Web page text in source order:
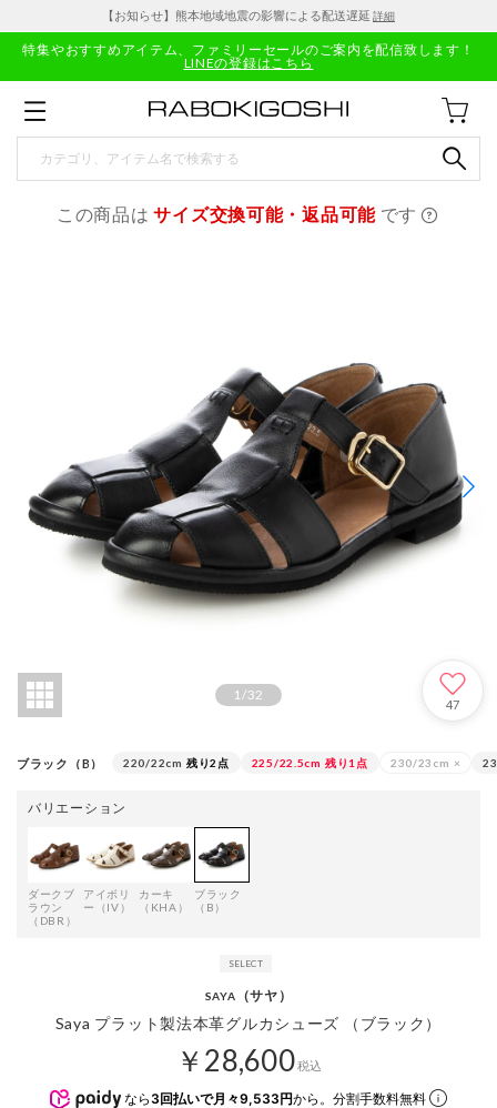
【お知らせ】熊本地域地震の影響による配送遅延 詳細
特集やおすすめアイテム、ファミリーセールのご案内を配信致します！
LINEの登録はこちら
この商品はサイズ交換可能・返品可能 です
1/32
47
ブラック（B） 220/22cm 残り2点 225/22.5cm 残り1点 230/23cm ×
バリエーション
ダークブ
ラウン
（DBR）
アイボリ
ー（IV）
カーキ
（KHA）
ブラック
（B）
SAYA （サヤ）
Saya プラット製法本革グルカシューズ （ブラック）
￥28,600税込
なら 3回払いで月々9,533円から。分割手数料無料